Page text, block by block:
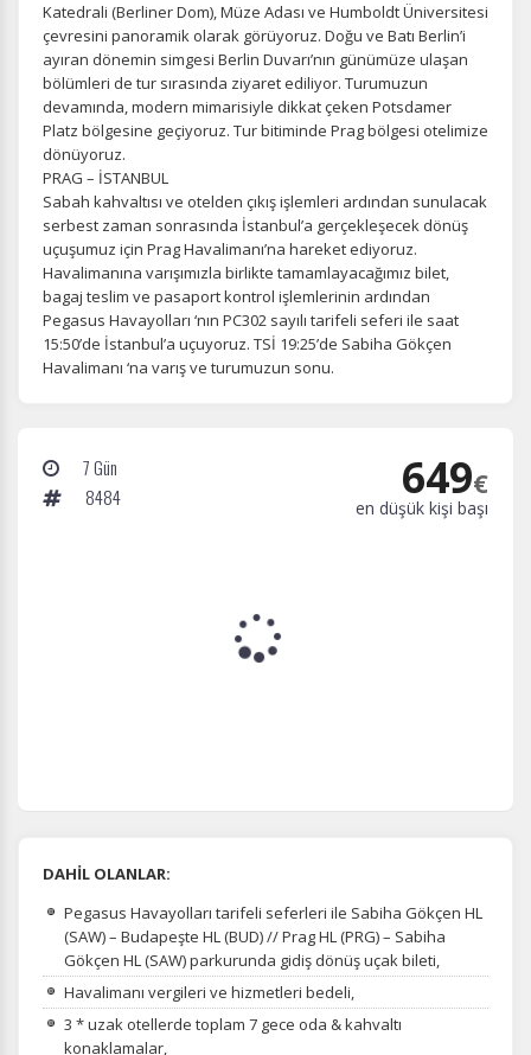
Katedrali (Berliner Dom), Müze Adası ve Humboldt Üniversitesi
çevresini panoramik olarak görüyoruz. Doğu ve Batı Berlin’i
ayıran dönemin simgesi Berlin Duvarı’nın günümüze ulaşan
bölümleri de tur sırasında ziyaret ediliyor. Turumuzun
devamında, modern mimarisiyle dikkat çeken Potsdamer
Platz bölgesine geçiyoruz. Tur bitiminde Prag bölgesi otelimize
dönüyoruz.
PRAG – İSTANBUL
Sabah kahvaltısı ve otelden çıkış işlemleri ardından sunulacak
serbest zaman sonrasında İstanbul’a gerçekleşecek dönüş
uçuşumuz için Prag Havalimanı’na hareket ediyoruz.
Havalimanına varışımızla birlikte tamamlayacağımız bilet,
bagaj teslim ve pasaport kontrol işlemlerinin ardından
Pegasus Havayolları ‘nın PC302 sayılı tarifeli seferi ile saat
15:50’de İstanbul’a uçuyoruz. TSİ 19:25’de Sabiha Gökçen
Havalimanı ‘na varış ve turumuzun sonu.
7 Gün
8484
649€
en düşük kişi başı
DAHİL OLANLAR:
Pegasus Havayolları tarifeli seferleri ile Sabiha Gökçen HL
(SAW) – Budapeşte HL (BUD) // Prag HL (PRG) – Sabiha
Gökçen HL (SAW) parkurunda gidiş dönüş uçak bileti,
Havalimanı vergileri ve hizmetleri bedeli,
3 * uzak otellerde toplam 7 gece oda & kahvaltı
konaklamalar,